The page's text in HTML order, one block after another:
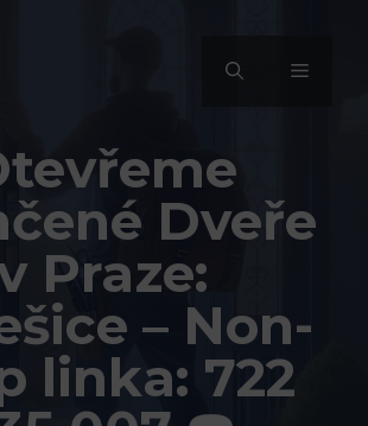
MENU
Dveře
Praze:
– Non-
linka: 722